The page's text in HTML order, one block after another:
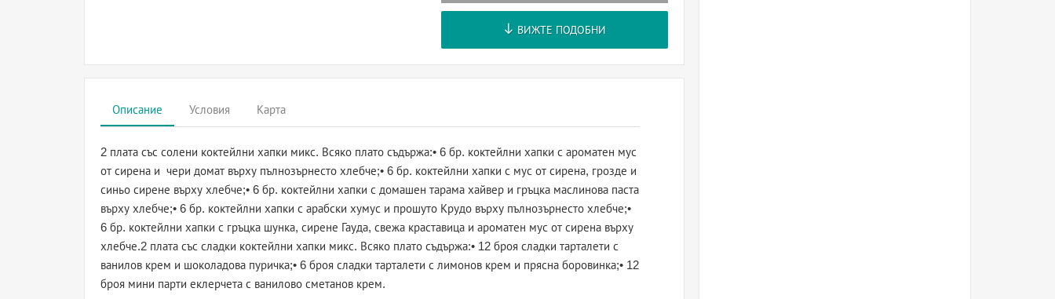
ВИЖТЕ ПОДОБНИ
Описание Условия Карта
2 плата със солени коктейлни хапки микс. Всяко плато съдържа:• 6 бр. коктейлни хапки с ароматен мус
от сирена и чери домат върху пълнозърнесто хлебче;• 6 бр. коктейлни хапки с мус от сирена, грозде и
синьо сирене върху хлебче;• 6 бр. коктейлни хапки с домашен тарама хайвер и гръцка маслинова паста
върху хлебче;• 6 бр. коктейлни хапки с арабски хумус и прошуто Крудо върху пълнозърнесто хлебче;•
6 бр. коктейлни хапки с гръцка шунка, сирене Гауда, свежа краставица и ароматен мус от сирена върху
хлебче.2 плата със сладки коктейлни хапки микс. Всяко плато съдържа:• 12 броя сладки тарталети с
ванилов крем и шоколадова пуричка;• 6 броя сладки тарталети с лимонов крем и прясна боровинка;• 12
броя мини парти еклерчета с ванилово сметанов крем.